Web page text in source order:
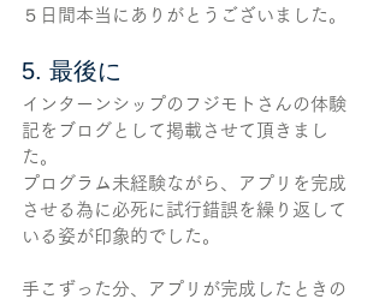
５日間本当にありがとうございました。
5. 最後に
インターンシップのフジモトさんの体験
記をブログとして掲載させて頂きまし
た。
プログラム未経験ながら、アプリを完成
させる為に必死に試行錯誤を繰り返して
いる姿が印象的でした。
手こずった分、アプリが完成したときの